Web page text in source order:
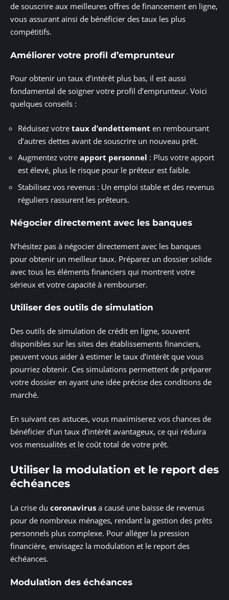
de souscrire aux meilleures offres de financement en ligne,
vous assurant ainsi de bénéficier des taux les plus
compétitifs.
Améliorer votre profil d’emprunteur
Pour obtenir un taux d’intérêt plus bas, il est aussi
fondamental de soigner votre profil d’emprunteur. Voici
quelques conseils :
Réduisez votre taux d’endettement en remboursant
d’autres dettes avant de souscrire un nouveau prêt.
Augmentez votre apport personnel : Plus votre apport
est élevé, plus le risque pour le prêteur est faible.
Stabilisez vos revenus : Un emploi stable et des revenus
réguliers rassurent les prêteurs.
Négocier directement avec les banques
N’hésitez pas à négocier directement avec les banques
pour obtenir un meilleur taux. Préparez un dossier solide
avec tous les éléments financiers qui montrent votre
sérieux et votre capacité à rembourser.
Utiliser des outils de simulation
Des outils de simulation de crédit en ligne, souvent
disponibles sur les sites des établissements financiers,
peuvent vous aider à estimer le taux d’intérêt que vous
pourriez obtenir. Ces simulations permettent de préparer
votre dossier en ayant une idée précise des conditions de
marché.
En suivant ces astuces, vous maximiserez vos chances de
bénéficier d’un taux d’intérêt avantageux, ce qui réduira
vos mensualités et le coût total de votre prêt.
Utiliser la modulation et le report des
échéances
La crise du coronavirus a causé une baisse de revenus
pour de nombreux ménages, rendant la gestion des prêts
personnels plus complexe. Pour alléger la pression
financière, envisagez la modulation et le report des
échéances.
Modulation des échéances